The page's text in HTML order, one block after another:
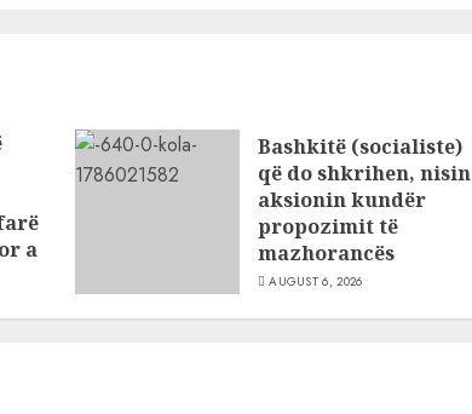
a
Bashkitë (socialiste)
që do shkrihen, nisin
aksionin kundër
propozimit të
mazhorancës
AUGUST 6, 2026